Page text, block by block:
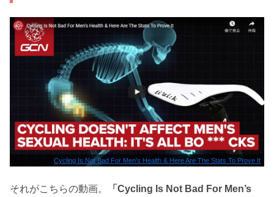
Cycling Is Not Bad For Men’s Health & Here Are The Stats To Prove It
それがこちらの動画。
「Cycling Is Not Bad For Men’s